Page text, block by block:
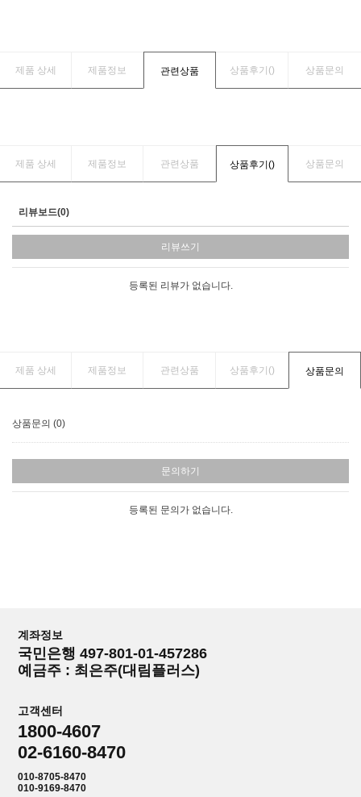
제품 상세 제품정보 관련상품 상품후기() 상품문의
제품 상세 제품정보 관련상품 상품후기() 상품문의
리뷰보드(0)
리뷰쓰기
등록된 리뷰가 없습니다.
제품 상세 제품정보 관련상품 상품후기() 상품문의
상품문의 (0)
문의하기
등록된 문의가 없습니다.
계좌정보
국민은행 497-801-01-457286
예금주 : 최은주(대림플러스)
고객센터
1800-4607
02-6160-8470
010-8705-8470
010-9169-8470